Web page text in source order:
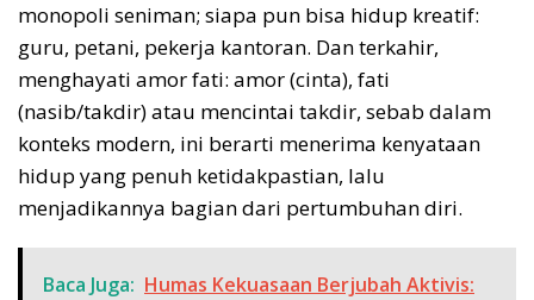
monopoli seniman; siapa pun bisa hidup kreatif:
guru, petani, pekerja kantoran. Dan terkahir,
menghayati amor fati: amor (cinta), fati
(nasib/takdir) atau mencintai takdir, sebab dalam
konteks modern, ini berarti menerima kenyataan
hidup yang penuh ketidakpastian, lalu
menjadikannya bagian dari pertumbuhan diri.
Baca Juga: Humas Kekuasaan Berjubah Aktivis: